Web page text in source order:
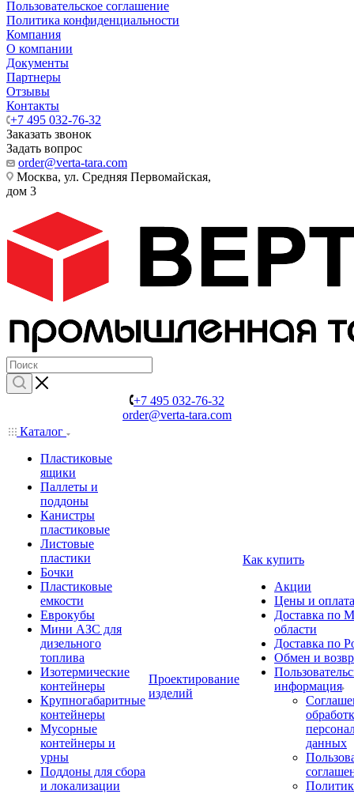
Пользовательское соглашение
Политика конфиденциальности
Компания
О компании
Документы
Партнеры
Отзывы
Контакты
+7 495 032-76-32
Заказать звонок
Задать вопрос
order@verta-tara.com
Москва, ул. Средняя Первомайская,
дом 3
+7 495 032-76-32
order@verta-tara.com
Каталог
Пластиковые
ящики
Паллеты и
поддоны
Канистры
пластиковые
Листовые
пластики
Бочки
Пластиковые
емкости
Еврокубы
Мини АЗС для
дизельного
топлива
Изотермические
контейнеры
Крупногабаритные
контейнеры
Мусорные
контейнеры и
урны
Поддоны для сбора
и локализации
Проектирование
изделий
Как купить
Акции
Цены и оплата
Доставка по
области
Доставка по
Обмен и
информация
данных